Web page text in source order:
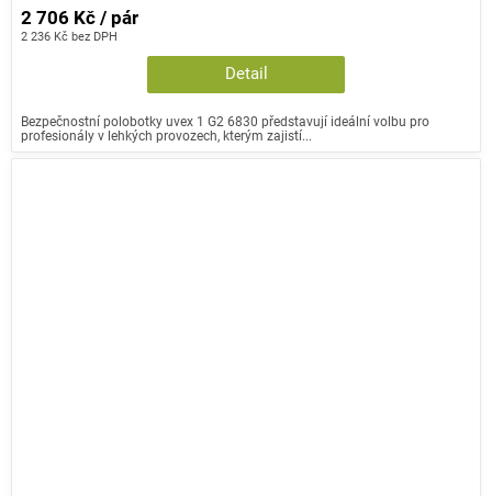
2 236 Kč bez DPH
2 706 Kč / pár
Detail
Bezpečnostní polobotky uvex 1 G2 6830 představují ideální volbu pro
profesionály v lehkých provozech, kterým zajistí...